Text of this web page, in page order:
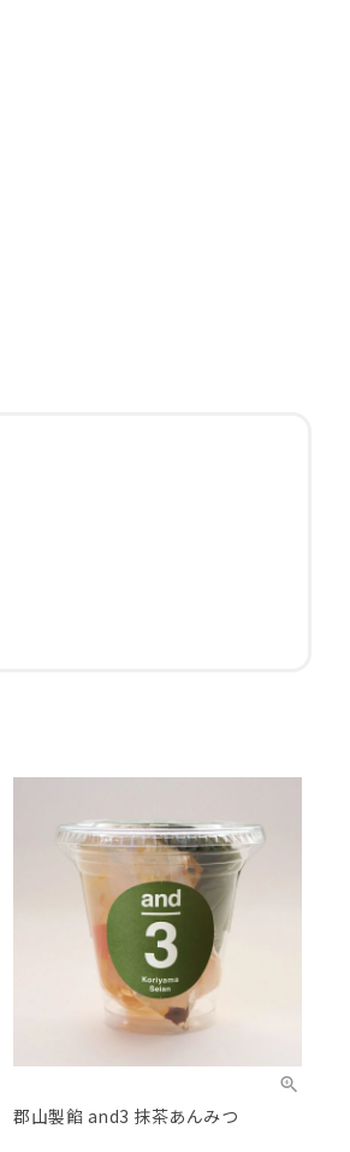
郡山製餡 and3 抹茶あんみつ